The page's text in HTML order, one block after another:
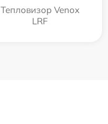
Тепловизор Venox
LRF